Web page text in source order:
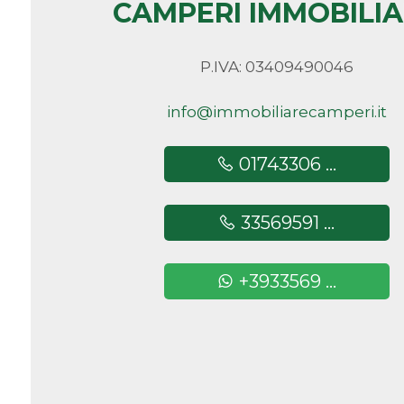
CAMPERI
P.IVA: 03409490046
info@immobiliarecamperi.it
01743306 ...
33569591 ...
+3933569 ...